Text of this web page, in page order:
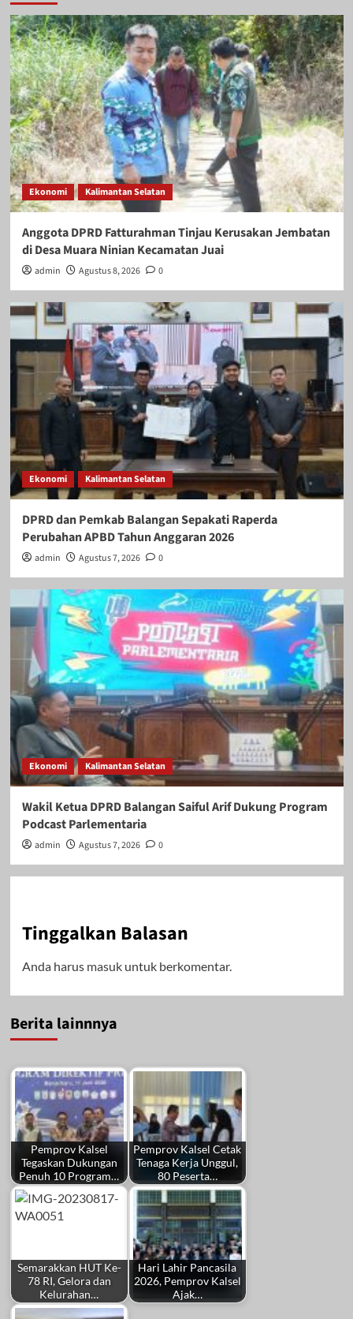
Ekonomi Kalimantan Selatan
Anggota DPRD Fatturahman Tinjau Kerusakan Jembatan
di Desa Muara Ninian Kecamatan Juai
admin Agustus 8, 2026 0
Ekonomi Kalimantan Selatan
DPRD dan Pemkab Balangan Sepakati Raperda
Perubahan APBD Tahun Anggaran 2026
admin Agustus 7, 2026 0
Ekonomi Kalimantan Selatan
Wakil Ketua DPRD Balangan Saiful Arif Dukung Program
Podcast Parlementaria
admin Agustus 7, 2026 0
Tinggalkan Balasan
Anda harus masukuntuk berkomentar.
Berita lainnnya
Pemprov Kalsel
Tegaskan Dukungan
Penuh 10 Program…
Pemprov Kalsel Cetak
Tenaga Kerja Unggul,
80 Peserta…
Semarakkan HUT Ke-
78 RI, Gelora dan
Kelurahan…
Hari Lahir Pancasila
2026, Pemprov Kalsel
Ajak…